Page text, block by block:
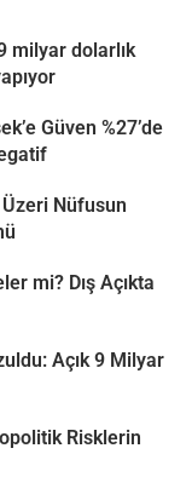
milyar dolarlık
Güven %27’de
Nüfusun
mi? Dış Açıkta
Açık 9 Milyar
Risklerin